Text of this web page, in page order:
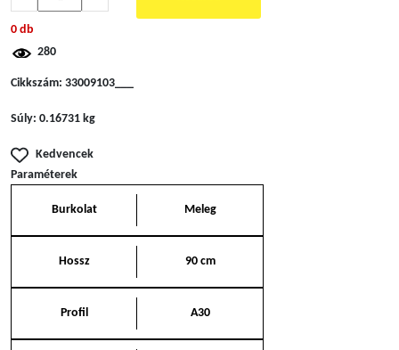
0 db
280
Cikkszám: 33009103___
Súly: 0.16731 kg
Kedvencek
Paraméterek
Burkolat Meleg
Hossz 90 cm
Profil A30